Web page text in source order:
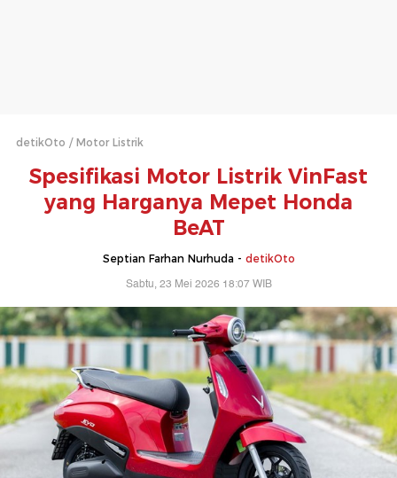
detikOto Motor Listrik
Spesifikasi Motor Listrik VinFast
yang Harganya Mepet Honda
BeAT
Septian Farhan Nurhuda - detikOto
Sabtu, 23 Mei 2026 18:07 WIB